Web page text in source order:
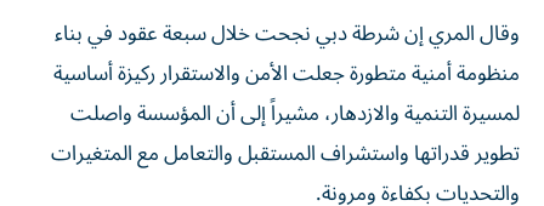
وقال المري إن شرطة دبي نجحت خلال سبعة عقود في بناء
منظومة أمنية متطورة جعلت الأمن والاستقرار ركيزة أساسية
لمسيرة التنمية والازدهار، مشيراً إلى أن المؤسسة واصلت
تطوير قدراتها واستشراف المستقبل والتعامل مع المتغيرات
والتحديات بكفاءة ومرونة.